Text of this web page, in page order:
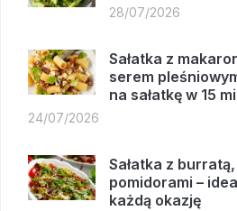
28/07/2026
Sałatka z
serem
na sałatkę w 15
24/07/2026
Sałatka z
pomidorami –
każdą okazję